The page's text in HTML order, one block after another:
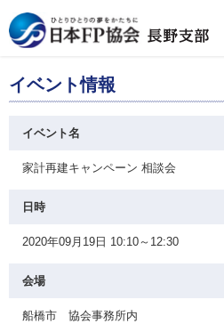
イベント情報
イベント名
家計再建キャンペーン 相談会
日時
2020年09月19日 10:10～12:30
会場
船橋市 協会事務所内